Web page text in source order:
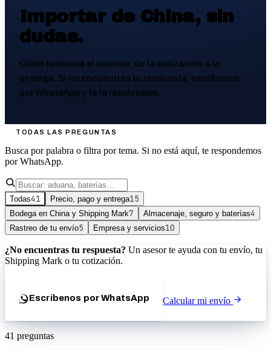
Importar de China, sin
dudas.
Cómo funciona el servicio, de la cotización a la
entrega. Si no encuentras tu respuesta, escríbenos
por WhatsApp y te la resolvemos.
TODAS LAS PREGUNTAS
Busca por palabra o filtra por tema. Si no está aquí, te respondemos
por WhatsApp.
Todas41 Precio, pago y entrega15
Bodega en China y Shipping Mark7 Almacenaje, seguro y baterías4
Rastreo de tu envío5 Empresa y servicios10
¿No encuentras tu respuesta? Un asesor te ayuda con tu envío, tu
Shipping Mark o tu cotización.
Escríbenos por WhatsApp Calcular mi envío
41 preguntas